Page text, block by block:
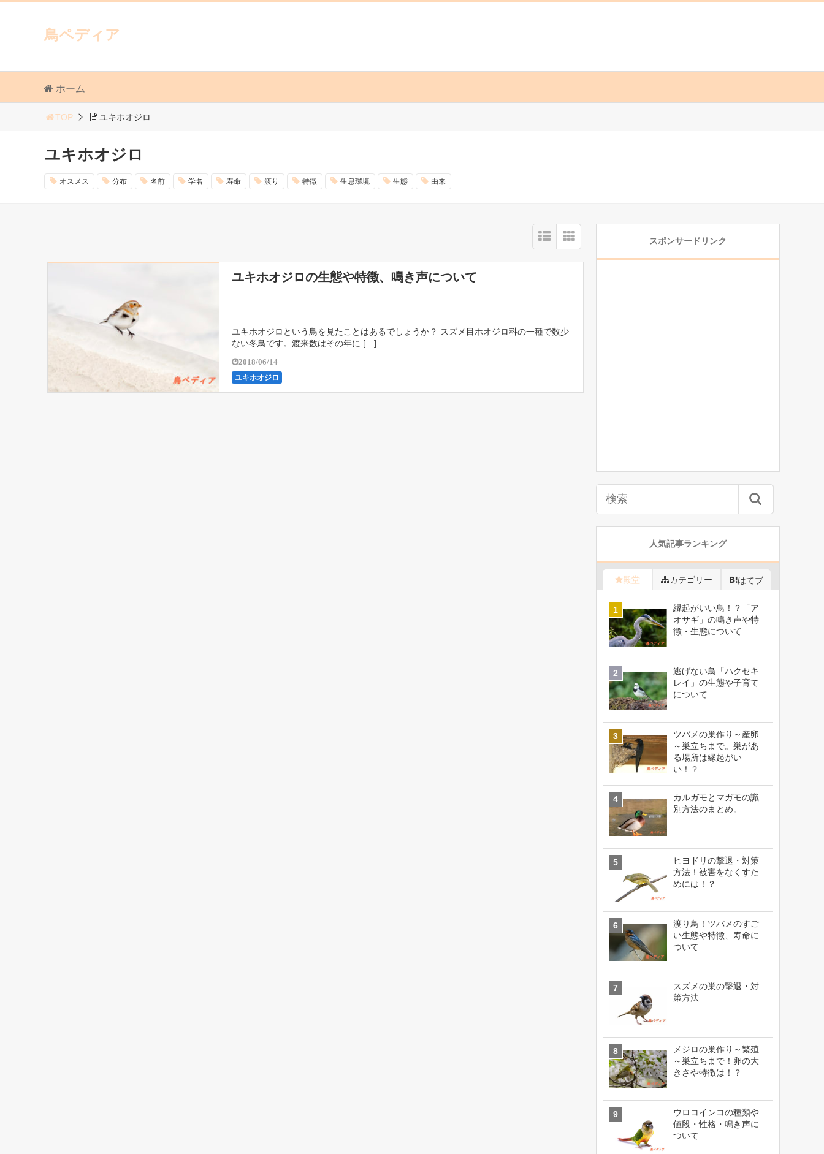
鳥ペディア
ホーム
TOP ユキホオジロ
ユキホオジロ
オスメス 分布 名前 学名 寿命 渡り 特徴 生息環境 生態 由来
ユキホオジロの生態や特徴、鳴き声について
ユキホオジロという鳥を見たことはあるでしょうか？ スズメ目ホオジロ科の一種で数少
ない冬鳥です。渡来数はその年に […]
2018/06/14
ユキホオジロ
スポンサードリンク
人気記事ランキング
殿堂 カテゴリー はてブ
縁起がいい鳥！？「ア
オサギ」の鳴き声や特
徴・生態について
逃げない鳥「ハクセキ
レイ」の生態や子育て
について
ツバメの巣作り～産卵
～巣立ちまで。巣があ
る場所は縁起がい
い！？
カルガモとマガモの識
別方法のまとめ。
ヒヨドリの撃退・対策
方法！被害をなくすた
めには！？
渡り鳥！ツバメのすご
い生態や特徴、寿命に
ついて
スズメの巣の撃退・対
策方法
メジロの巣作り～繁殖
～巣立ちまで！卵の大
きさや特徴は！？
ウロコインコの種類や
値段・性格・鳴き声に
ついて